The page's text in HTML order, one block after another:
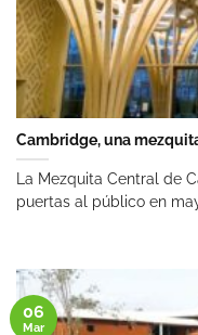
Cambridge, una
La Mezquita Central de
puertas al público en
06
Mar